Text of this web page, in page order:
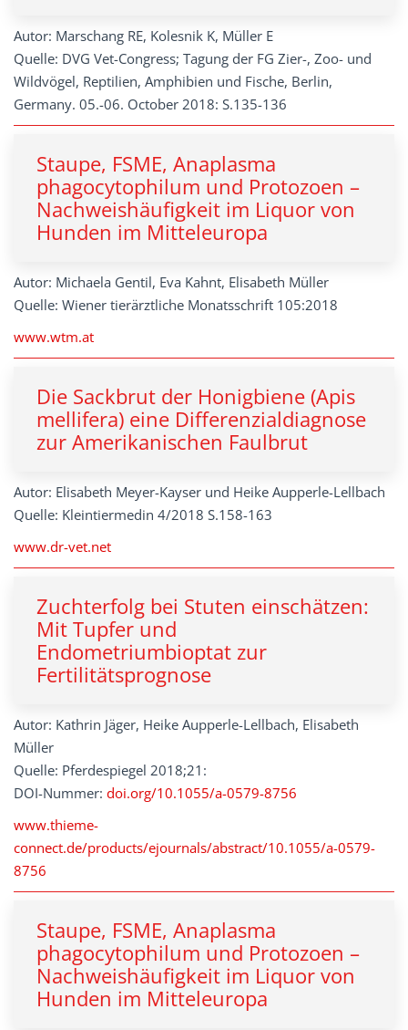
Autor: Marschang RE, Kolesnik K, Müller E
Quelle: DVG Vet-Congress; Tagung der FG Zier-, Zoo- und
Wildvögel, Reptilien, Amphibien und Fische, Berlin,
Germany. 05.-06. October 2018: S.135-136
Staupe, FSME, Anaplasma
phagocytophilum und Protozoen –
Nachweishäufigkeit im Liquor von
Hunden im Mitteleuropa
Autor: Michaela Gentil, Eva Kahnt, Elisabeth Müller
Quelle: Wiener tierärztliche Monatsschrift 105:2018
www.wtm.at
Die Sackbrut der Honigbiene (Apis
mellifera) eine Differenzialdiagnose
zur Amerikanischen Faulbrut
Autor: Elisabeth Meyer-Kayser und Heike Aupperle-Lellbach
Quelle: Kleintiermedin 4/2018 S.158-163
www.dr-vet.net
Zuchterfolg bei Stuten einschätzen:
Mit Tupfer und
Endometriumbioptat zur
Fertilitätsprognose
Autor: Kathrin Jäger, Heike Aupperle-Lellbach, Elisabeth
Müller
Quelle: Pferdespiegel 2018;21:
DOI-Nummer: doi.org/10.1055/a-0579-8756
www.thieme-
connect.de/products/ejournals/abstract/10.1055/a-0579-
8756
Staupe, FSME, Anaplasma
phagocytophilum und Protozoen –
Nachweishäufigkeit im Liquor von
Hunden im Mitteleuropa